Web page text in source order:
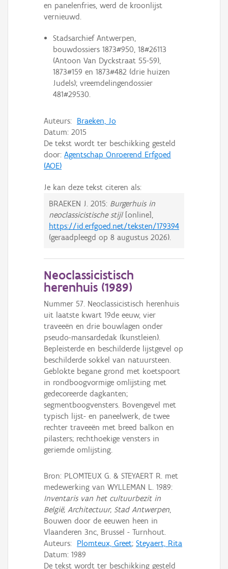
en panelenfries, werd de kroonlijst
vernieuwd.
Stadsarchief Antwerpen,
bouwdossiers 1873#950, 18#26113
(Antoon Van Dyckstraat 55-59),
1873#159 en 1873#482 (drie huizen
Judels); vreemdelingendossier
481#29530.
Auteurs: Braeken, Jo
Datum: 2015
De tekst wordt ter beschikking gesteld
door: Agentschap Onroerend Erfgoed
(AOE)
Je kan deze tekst citeren als:
BRAEKEN J. 2015: Burgerhuis in
neoclassicistische stijl[online],
https://id.erfgoed.net/teksten/179394
(geraadpleegd op 8 augustus 2026).
Neoclassicistisch
herenhuis (1989)
Nummer 57. Neoclassicistisch herenhuis
uit laatste kwart 19de eeuw, vier
traveeën en drie bouwlagen onder
pseudo-mansardedak (kunstleien).
Bepleisterde en beschilderde lijstgevel op
beschilderde sokkel van natuursteen.
Geblokte begane grond met koetspoort
in rondboogvormige omlijsting met
gedecoreerde dagkanten;
segmentboogvensters. Bovengevel met
typisch lijst- en paneelwerk, de twee
rechter traveeën met breed balkon en
pilasters; rechthoekige vensters in
geriemde omlijsting.
Bron: PLOMTEUX G. & STEYAERT R. met
medewerking van WYLLEMAN L. 1989:
Inventaris van het cultuurbezit in
België, Architectuur, Stad Antwerpen,
Bouwen door de eeuwen heen in
Vlaanderen 3nc, Brussel - Turnhout.
Auteurs: Plomteux, Greet; Steyaert, Rita
Datum: 1989
De tekst wordt ter beschikking gesteld